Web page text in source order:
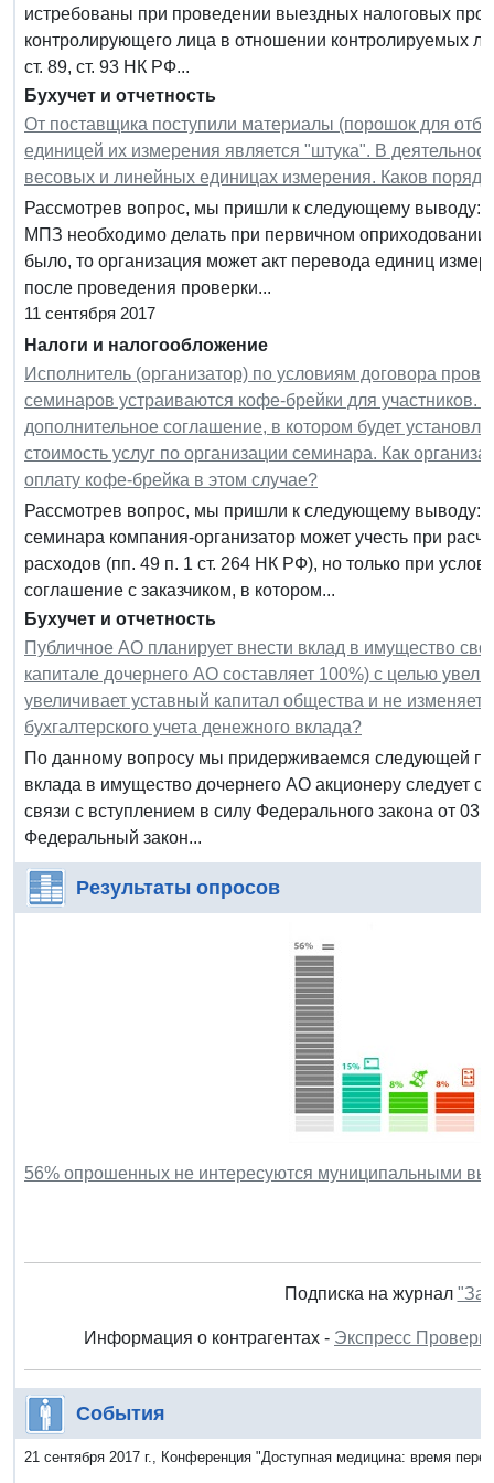
истребованы при проведении выездных налоговых
контролирующего лица в отношении контролируемых
ст. 89, ст. 93 НК РФ...
Бухучет и отчетность
От поставщика поступили материалы (порошок для
единицей их измерения является "штука". В
весовых и линейных единицах измерения. Каков
Рассмотрев вопрос, мы пришли к следующему выводу:
МПЗ необходимо делать при первичном оприходовании
было, то организация может акт перевода единиц
после проведения проверки...
11 сентября 2017
Налоги и налогообложение
Исполнитель (организатор) по условиям договора
семинаров устраиваются кофе-брейки для участников.
дополнительное соглашение, в котором будет
стоимость услуг по организации семинара. Как
оплату кофе-брейка в этом случае?
Рассмотрев вопрос, мы пришли к следующему выводу:
семинара компания-организатор может учесть при
расходов (пп. 49 п. 1 ст. 264 НК РФ), но только при
соглашение с заказчиком, в котором...
Бухучет и отчетность
Публичное АО планирует внести вклад в имущество
капитале дочернего АО составляет 100%) с целью
увеличивает уставный капитал общества и не
бухгалтерского учета денежного вклада?
По данному вопросу мы придерживаемся следующей
вклада в имущество дочернего АО акционеру следует
связи с вступлением в силу Федерального закона от
Федеральный закон...
Результаты опросов
56% опрошенных не интересуются муниципальными
Подписка на журнал
Информация о контрагентах - Экспресс
События
21 сентября 2017 г., Конференция "Доступная медицина: время